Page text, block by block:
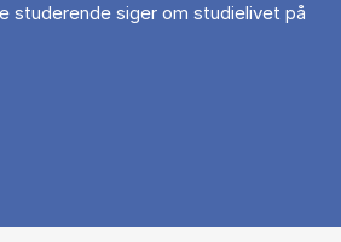
studerende siger om studielivet på